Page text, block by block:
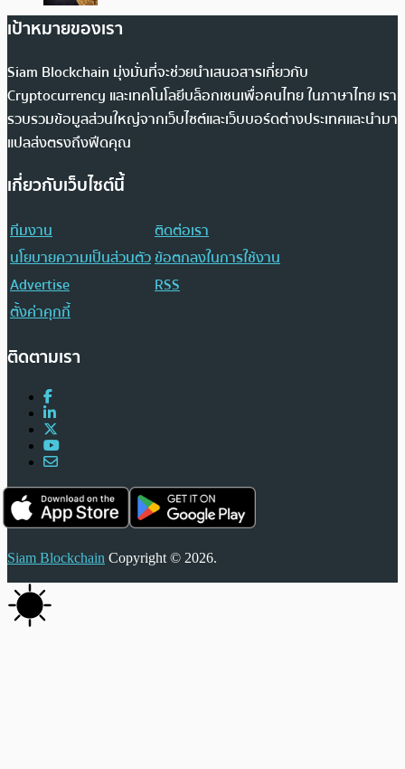
เป้าหมายของเรา
Siam Blockchain มุ่งมั่นที่จะช่วยนำเสนอสารเกี่ยวกับ
Cryptocurrency และเทคโนโลยีบล็อกเชนเพื่อคนไทย ในภาษาไทย เรา
รวบรวมข้อมูลส่วนใหญ่จากเว็บไซต์และเว็บบอร์ดต่างประเทศและนำมา
แปลส่งตรงถึงฟีดคุณ
เกี่ยวกับเว็บไซต์นี้
ทีมงาน
ติดต่อเรา
นโยบายความเป็นส่วนตัวข้อตกลงในการใช้งาน
Advertise
RSS
ตั้งค่าคุกกี้
ติดตามเรา
Siam Blockchain Copyright © 2026.